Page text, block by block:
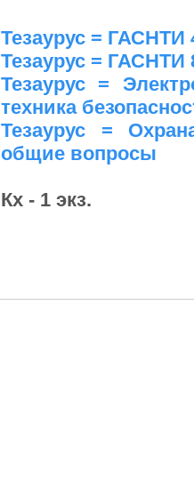
Тезаурус = ГАСНТИ
Тезаурус = ГАСНТИ
Тезаурус =
техника
Тезаурус =
общие вопросы
Кх - 1 экз.